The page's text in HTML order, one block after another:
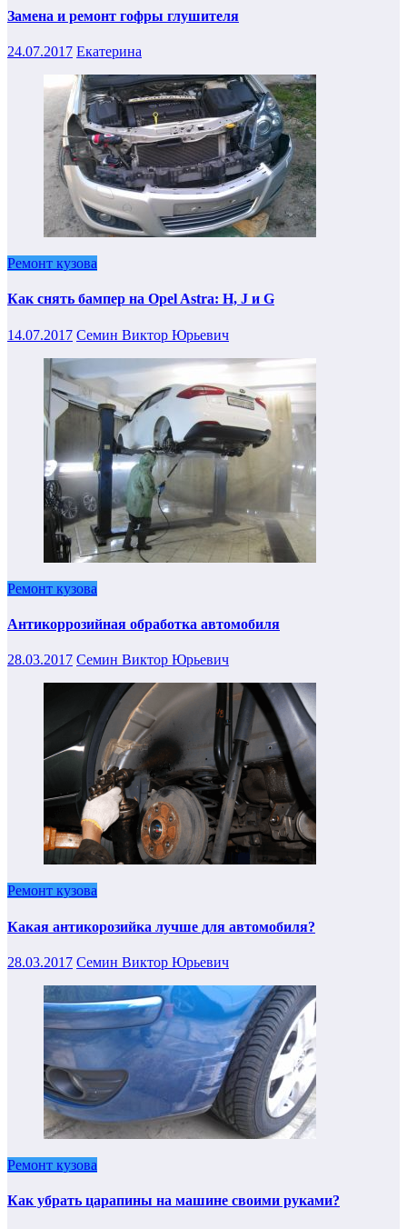
Замена и ремонт гофры глушителя
24.07.2017 Екатерина
Ремонт кузова
Как снять бампер на Opel Astra: H, J и G
14.07.2017 Семин Виктор Юрьевич
Ремонт кузова
Антикоррозийная обработка автомобиля
28.03.2017 Семин Виктор Юрьевич
Ремонт кузова
Какая антикорозийка лучше для автомобиля?
28.03.2017 Семин Виктор Юрьевич
Ремонт кузова
Как убрать царапины на машине своими руками?